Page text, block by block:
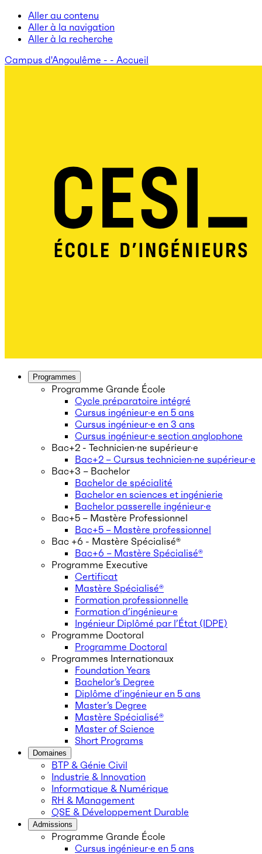
Aller au contenu
Aller à la navigation
Aller à la recherche
Campus d'Angoulême - - Accueil
Programmes
Programme Grande École
Cycle préparatoire intégré
Cursus ingénieur·e en 5 ans
Cursus ingénieur·e en 3 ans
Cursus ingénieur·e section anglophone
Bac+2 - Technicien·ne supérieur·e
Bac+2 – Cursus technicien·ne supérieur·e
Bac+3 – Bachelor
Bachelor de spécialité
Bachelor en sciences et ingénierie
Bachelor passerelle ingénieur·e
Bac+5 – Mastère Professionnel
Bac+5 – Mastère professionnel
Bac +6 - Mastère Spécialisé®
Bac+6 – Mastère Spécialisé®
Programme Executive
Certificat
Mastère Spécialisé®
Formation professionnelle
Formation d’ingénieur·e
Ingénieur Diplômé par l’État (IDPE)
Programme Doctoral
Programme Doctoral
Programmes Internationaux
Foundation Years
Bachelor’s Degree
Diplôme d’ingénieur en 5 ans
Master’s Degree
Mastère Spécialisé®
Master of Science
Short Programs
Domaines
BTP & Génie Civil
Industrie & Innovation
Informatique & Numérique
RH & Management
QSE & Développement Durable
Admissions
Programme Grande École
Cursus ingénieur·e en 5 ans